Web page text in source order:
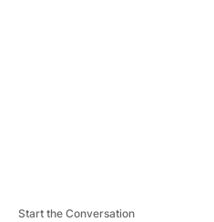
Start the Conversation